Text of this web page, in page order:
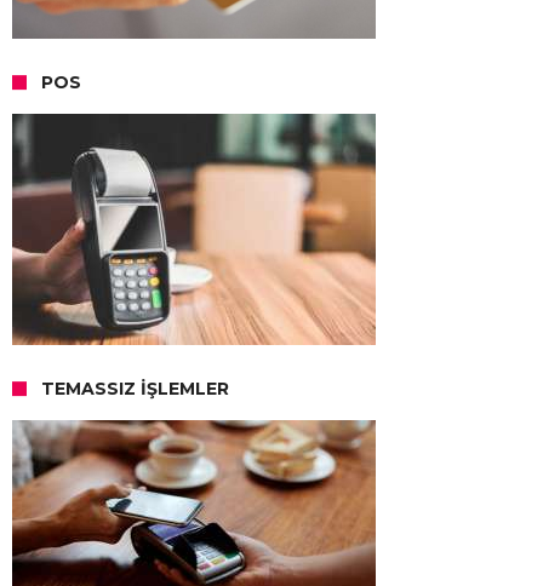
POS
TEMASSIZ İŞLEMLER